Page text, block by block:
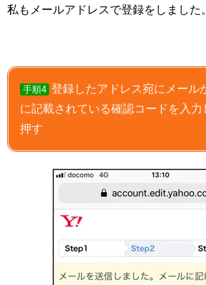
私もメールアドレスで登録をしました。
手順4 登録したアドレス宛にメール
に記載されている確認コードを入
押す